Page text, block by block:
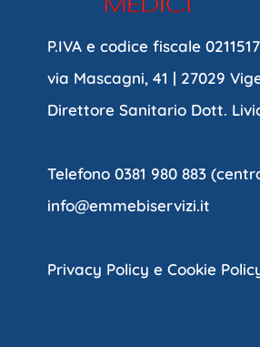
P.IVA e codice fiscale
via Mascagni, 41 | 27029
Direttore Sanitario Dott.
Telefono 0381 980 883
info@emmebiservizi.it
Privacy Policy e Cookie